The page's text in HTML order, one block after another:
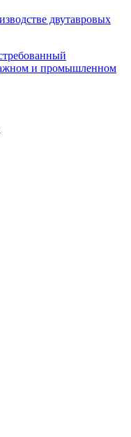
двутавровых
и промышленном